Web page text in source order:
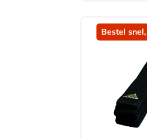
Bestel